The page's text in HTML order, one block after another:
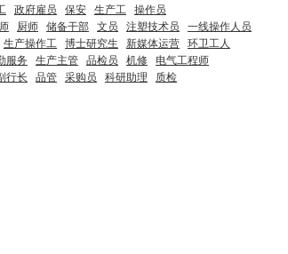
政府雇员 保安 生产工
操作员
厨师 储备干部 文员 注塑技术员
一线操作人员
生产操作工 博士研究生 新媒体运营
环卫工人
服务 生产主管 品检员 机修
电气工程师
行长 品管 采购员 科研助理
质检